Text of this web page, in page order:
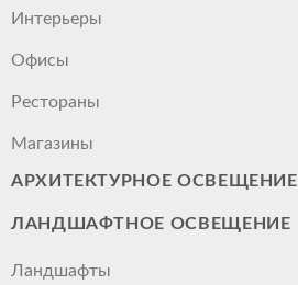
Интерьеры
Офисы
Рестораны
Магазины
АРХИТЕКТУРНОЕ ОСВЕЩЕНИЕ
ЛАНДШАФТНОЕ ОСВЕЩЕНИЕ
Ландшафты